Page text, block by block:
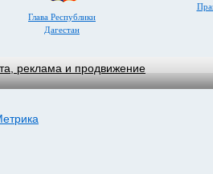
Глава Республики
Дагестан